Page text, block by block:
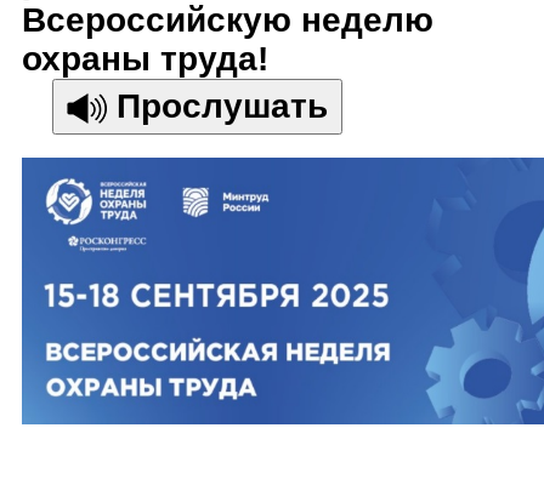
Всероссийскую неделю
охраны труда!
Прослушать